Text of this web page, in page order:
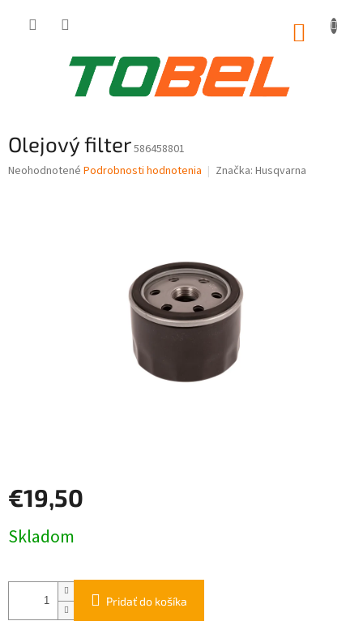
Olejový filter586458801
Priemerné
Neohodnotené Podrobnosti hodnotenia Značka: Husqvarna
€19,50
cena:
Skladom
Pridať do košíka